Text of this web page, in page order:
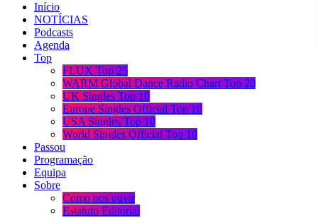
Início
NOTÍCIAS
Podcasts
Agenda
Top
FLUX Top 25
WARM Global Dance Radio Chart Top 20
UK Singles Top 10
Europe Singles Official Top 10
USA Singles Top 10
World Singles Official Top 10
Passou
Programação
Equipa
Sobre
Como nos ouvir
Estatuto Editorial